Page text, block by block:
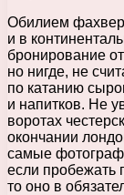
Обилием
и в
бронирование
но нигде, не
по катанию
и напитков. Не
воротах
окончании
самые
если пробежать
то оно в